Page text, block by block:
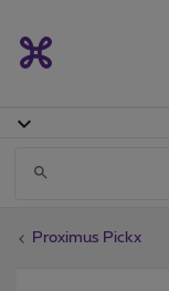
Proximus Pickx